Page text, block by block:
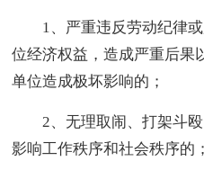
1、严重违反劳动纪律
位经济权益，造成严重后果
单位造成极坏影响的；
2、无理取闹、打架斗
影响工作秩序和社会秩序的；